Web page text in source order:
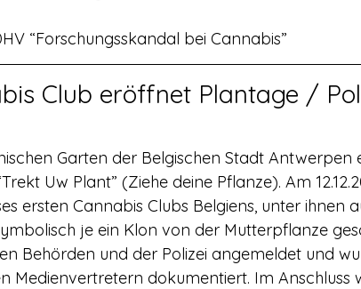
“Forschungsskandal bei Cannabis”
Club eröffnet Plantage /
Garten der Belgischen Stadt Antwerpen
Uw Plant” (Ziehe deine Pflanze). Am
ersten Cannabis Clubs Belgiens, unter ihnen
je ein Klon von der Mutterpflanze
Behörden und der Polizei angemeldet und
Medienvertretern dokumentiert. Im Anschluss